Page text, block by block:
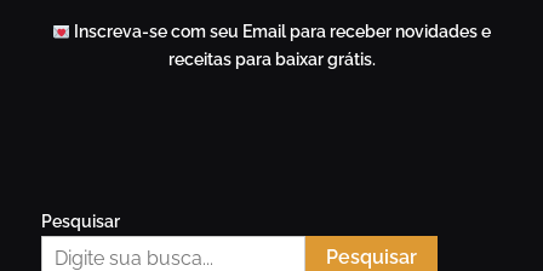
Inscreva-se com seu Email para receber novidades e
receitas para baixar grátis.
Pesquisar
Pesquisar